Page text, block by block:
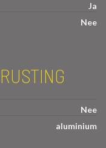
Ja
Nee
Nee
aluminium